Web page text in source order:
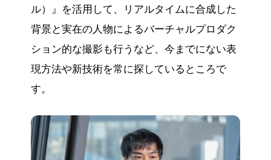
ル）』を活用して、リアルタイムに合成した
背景と実在の人物によるバーチャルプロダク
ション的な撮影も行うなど、今までにない表
現方法や新技術を常に探しているところで
す。